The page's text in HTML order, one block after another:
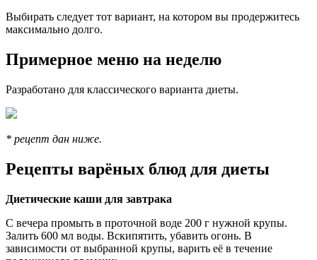
Выбирать следует тот вариант, на котором вы продержитесь
максимально долго.
Примерное меню на неделю
Разработано для классического варианта диеты.
* рецепт дан ниже.
Рецепты варёных блюд для диеты
Диетические каши для завтрака
С вечера промыть в проточной воде 200 г нужной крупы.
Залить 600 мл воды. Вскипятить, убавить огонь. В
зависимости от выбранной крупы, варить её в течение